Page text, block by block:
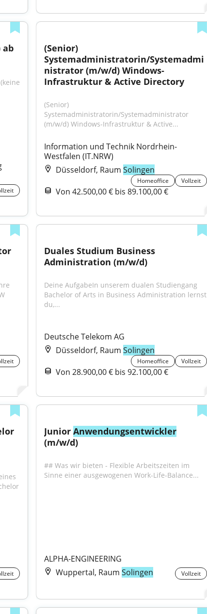
ab
(Senior)
Systemadministratorin/Systemadmi
nistrator (m/w/d) Windows-
Infrastruktur & Active Directory
(Senior)
Systemadministratorin/Systemadministrator
(m/w/d) Windows-Infrastruktur & Active...
Information und Technik Nordrhein-
Westfalen (IT.NRW)
Düsseldorf, RaumSolingen
Homeoffice Vollzeit
Von 42.500,00 € bis 89.100,00 €
Duales Studium Business
Administration (m/w/d)
Deine AufgabeIn unserem dualen Studiengang
Bachelor of Arts in Business Administration lernst
du,...
Deutsche Telekom AG
Düsseldorf, RaumSolingen
Homeoffice Vollzeit
Von 28.900,00 € bis 92.100,00 €
Junior Anwendungsentwickler
(m/w/d)
## Was wir bieten - Flexible Arbeitszeiten im
Sinne einer ausgewogenen Work-Life-Balance...
ALPHA-ENGINEERING
Wuppertal, RaumSolingen Vollzeit